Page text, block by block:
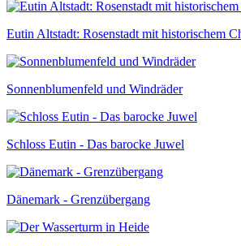
Eutin Altstadt: Rosenstadt mit historischem
Sonnenblumenfeld und Windräder
Schloss Eutin - Das barocke Juwel
Dänemark - Grenzübergang